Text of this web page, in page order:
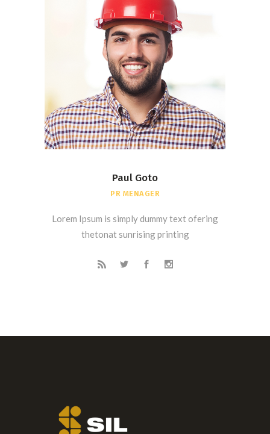
Paul Goto
PR MENAGER
Lorem Ipsum is simply dummy text ofering
thetonat sunrising printing